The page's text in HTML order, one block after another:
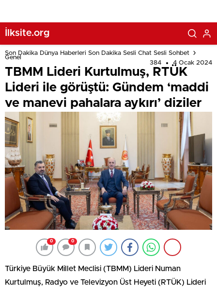
İlksite.org
Son Dakika Dünya Haberleri Son Dakika Sesli Chat Sesli Sohbet
Genel
384
4 Ocak 2024
TBMM Lideri Kurtulmuş, RTÜK
Lideri ile görüştü: Gündem ‘maddi
ve manevi pahalara aykırı’ diziler
0 0
Türkiye Büyük Millet Meclisi (TBMM) Lideri Numan
Kurtulmuş, Radyo ve Televizyon Üst Heyeti (RTÜK) Lideri